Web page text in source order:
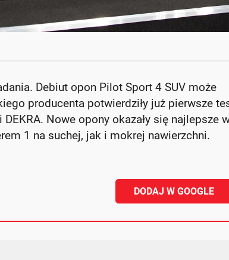
Debiut opon Pilot Sport 4 SUV może
producenta potwierdziły już pierwsze
Nowe opony okazały się najlepsze
1 na suchej, jak i mokrej nawierzchni.
DODAJ W GOOGLE